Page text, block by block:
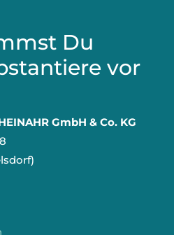
Du
vor
GmbH & Co. KG